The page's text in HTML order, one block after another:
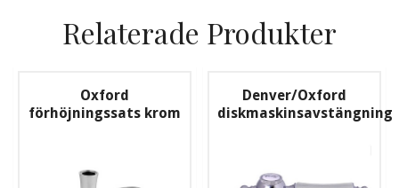
Relaterade Produkter
Oxford
förhöjningssats krom
Denver/Oxford
diskmaskinsavstängning